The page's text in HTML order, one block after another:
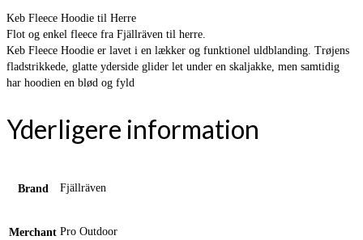
Keb Fleece Hoodie til Herre
Flot og enkel fleece fra Fjällräven til herre.
Keb Fleece Hoodie er lavet i en lækker og funktionel uldblanding. Trøjens
fladstrikkede, glatte yderside glider let under en skaljakke, men samtidig
har hoodien en blød og fyld
Yderligere information
Brand Fjällräven
Merchant Pro Outdoor